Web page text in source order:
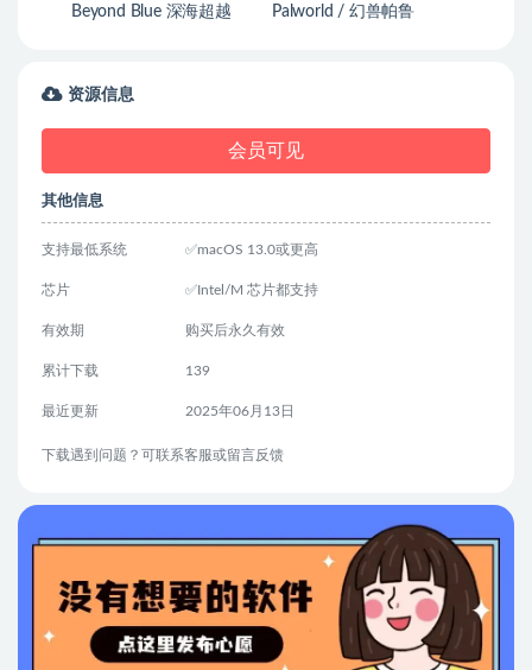
Beyond Blue 深海超越 Palworld / 幻兽帕鲁
资源信息
会员可见
其他信息
支持最低系统 ✅macOS 13.0或更高
芯片 ✅Intel/M 芯片都支持
有效期 购买后永久有效
累计下载 139
最近更新 2025年06月13日
下载遇到问题？可联系客服或留言反馈